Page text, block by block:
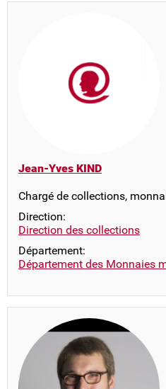
Jean-Yves KIND
Chargé de collections,
Direction:
Direction des collections
Département:
Département des Monnaies